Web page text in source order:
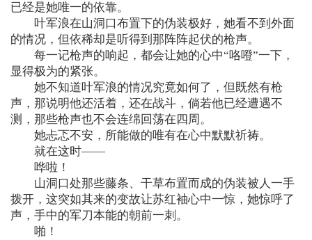
已经是她唯一的依靠。
叶军浪在山洞口布置下的伪装极好，她看不到外面
的情况，但依稀却是听得到那阵阵起伏的枪声。
每一记枪声的响起，都会让她的心中“咯噔”一下，
显得极为的紧张。
她不知道叶军浪的情况究竟如何了，但既然有枪
声，那说明他还活着，还在战斗，倘若他已经遭遇不
测，那些枪声也不会连绵回荡在四周。
她忐忑不安，所能做的唯有在心中默默祈祷。
就在这时——
哗啦！
山洞口处那些藤条、干草布置而成的伪装被人一手
拨开，这突如其来的变故让苏红袖心中一惊，她惊呼了
声，手中的军刀本能的朝前一刺。
啪！